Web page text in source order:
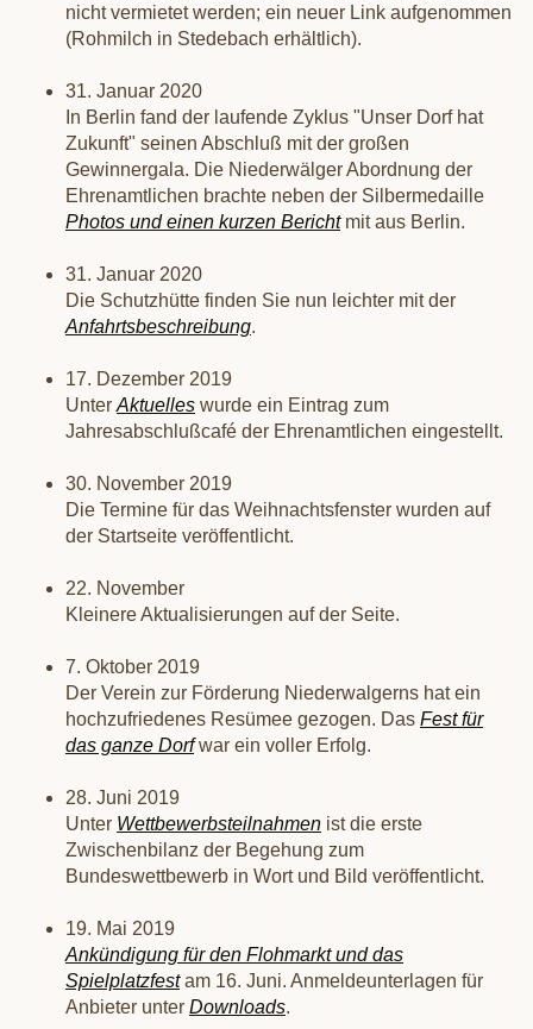
nicht vermietet werden; ein neuer Link aufgenommen
(Rohmilch in Stedebach erhältlich).
31. Januar 2020
In Berlin fand der laufende Zyklus "Unser Dorf hat
Zukunft" seinen Abschluß mit der großen
Gewinnergala. Die Niederwälger Abordnung der
Ehrenamtlichen brachte neben der Silbermedaille
Photos und einen kurzen Berichtmit aus Berlin.
31. Januar 2020
Die Schutzhütte finden Sie nun leichter mit der
Anfahrtsbeschreibung.
17. Dezember 2019
Unter Aktuelles wurde ein Eintrag zum
Jahresabschlußcafé der Ehrenamtlichen eingestellt.
30. November 2019
Die Termine für das Weihnachtsfenster wurden auf
der Startseite veröffentlicht.
22. November
Kleinere Aktualisierungen auf der Seite.
7. Oktober 2019
Der Verein zur Förderung Niederwalgerns hat ein
hochzufriedenes Resümee gezogen. Das Fest für
das ganze Dorfwar ein voller Erfolg.
28. Juni 2019
Unter Wettbewerbsteilnahmen ist die erste
Zwischenbilanz der Begehung zum
Bundeswettbewerb in Wort und Bild veröffentlicht.
19. Mai 2019
Ankündigung für den Flohmarkt und das
Spielplatzfestam 16. Juni. Anmeldeunterlagen für
Anbieter unter Downloads.